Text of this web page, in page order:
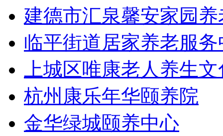
建德市汇泉馨安家园养
临平街道居家养老服务
上城区唯康老人养生
杭州康乐年华颐养院
金华绿城颐养中心